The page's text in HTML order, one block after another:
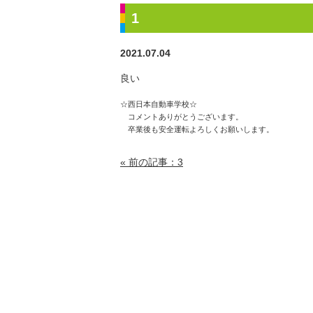
1
2021.07.04
良い
☆西日本自動車学校☆
コメントありがとうございます。
卒業後も安全運転よろしくお願いします。
« 前の記事：3